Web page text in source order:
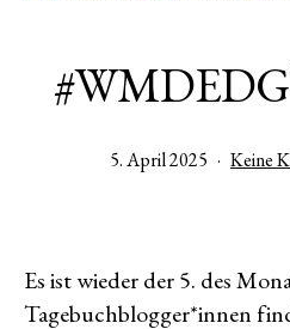
Veröffentlicht
5. April 2025 Keine
Es ist wieder der 5. des
Tagebuchblogger*innen